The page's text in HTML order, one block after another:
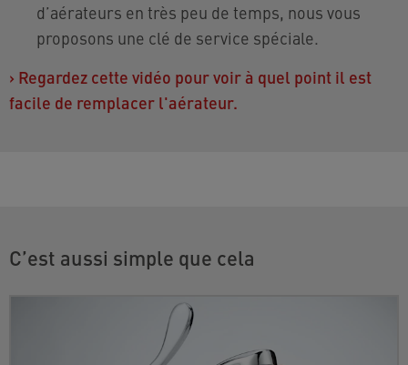
d’aérateurs en très peu de temps, nous vous
proposons une clé de service spéciale.
› Regardez cette vidéo pour voir à quel point il est
facile de remplacer l'aérateur.
C’est aussi simple que cela